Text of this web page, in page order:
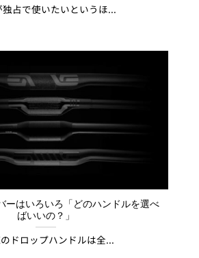
独占で使いたいというほ...
ーはいろいろ「どのハンドルを選べ
ばいいの？」
のドロップハンドルは全...